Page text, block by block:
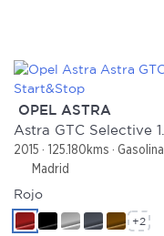
OPEL ASTRA
2015 125.180kms Gasolina
Madrid
Rojo
+2